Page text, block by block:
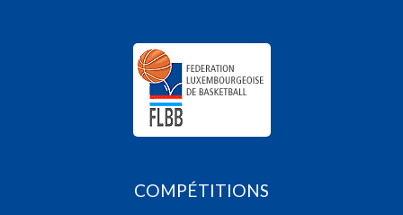
COMPÉTITIONS